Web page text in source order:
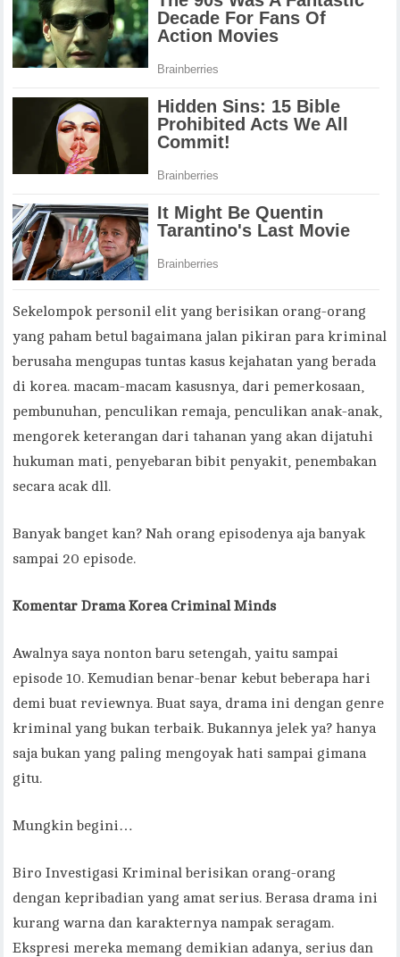
Sekelompok personil elit yang berisikan orang-orang
yang paham betul bagaimana jalan pikiran para kriminal
berusaha mengupas tuntas kasus kejahatan yang berada
di korea. macam-macam kasusnya, dari pemerkosaan,
pembunuhan, penculikan remaja, penculikan anak-anak,
mengorek keterangan dari tahanan yang akan dijatuhi
hukuman mati, penyebaran bibit penyakit, penembakan
secara acak dll.
Banyak banget kan? Nah orang episodenya aja banyak
sampai 20 episode.
Komentar Drama Korea Criminal Minds
Awalnya saya nonton baru setengah, yaitu sampai
episode 10. Kemudian benar-benar kebut beberapa hari
demi buat reviewnya. Buat saya, drama ini dengan genre
kriminal yang bukan terbaik. Bukannya jelek ya? hanya
saja bukan yang paling mengoyak hati sampai gimana
gitu.
Mungkin begini…
Biro Investigasi Kriminal berisikan orang-orang
dengan kepribadian yang amat serius. Berasa drama ini
kurang warna dan karakternya nampak seragam.
Ekspresi mereka memang demikian adanya, serius dan